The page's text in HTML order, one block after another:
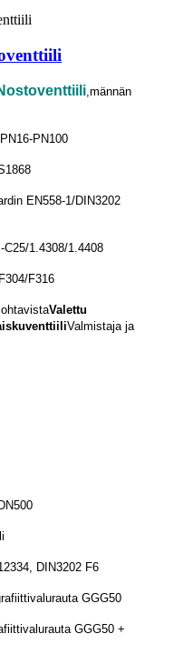
,männän
PN100
EN558-1/DIN3202
1.4308/1.4408
F316
Valettu
Valmistaja ja
DIN3202 F6
GGG50
GGG50 +